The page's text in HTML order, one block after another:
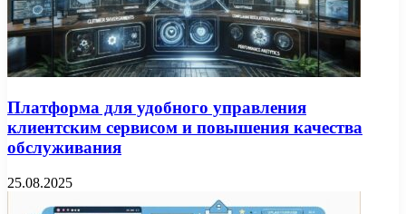
Платформа для удобного управления
клиентским сервисом и повышения качества
обслуживания
25.08.2025